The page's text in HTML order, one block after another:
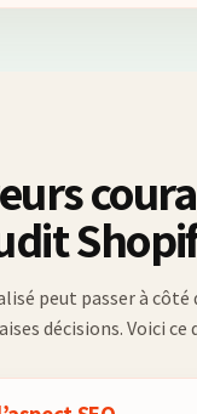
peut passer à côté
décisions. Voici ce